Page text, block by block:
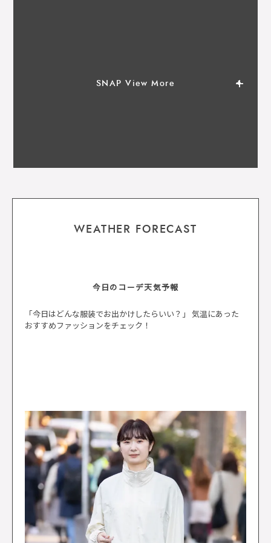
SNAP View More
WEATHER FORECAST
今日のコーデ天気予報
「今日はどんな服装でお出かけしたらいい？」 気温にあった
おすすめファッションをチェック！